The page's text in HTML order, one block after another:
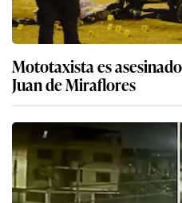
Mototaxista es
Juan de Miraflores